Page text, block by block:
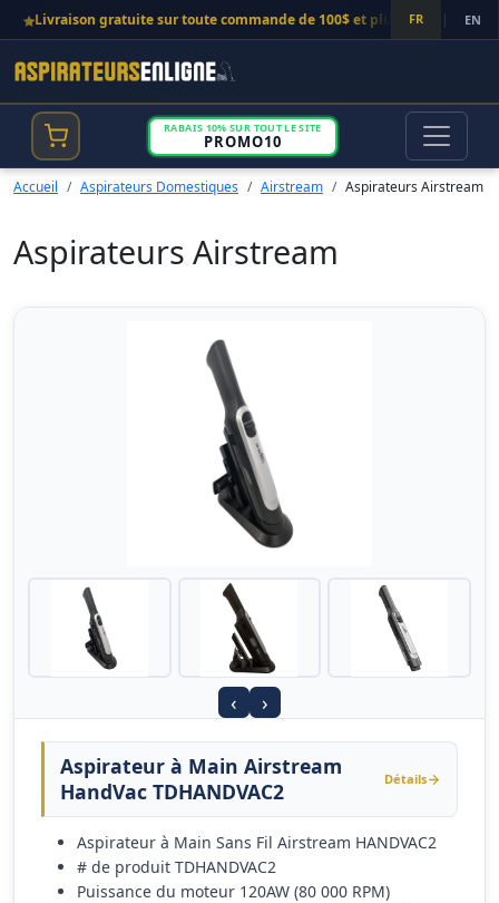
Livraison gratuite sur toute commande de 100$ et plus! FR | EN
RABAIS 10% SUR TOUT LE SITE
PROMO10
Accueil Aspirateurs Domestiques Airstream Aspirateurs Airstream
Aspirateurs Airstream
‹ ›
Aspirateur à Main Airstream
HandVac TDHANDVAC2
Détails
Aspirateur à Main Sans Fil Airstream HANDVAC2
# de produit TDHANDVAC2
Puissance du moteur 120AW (80 000 RPM)